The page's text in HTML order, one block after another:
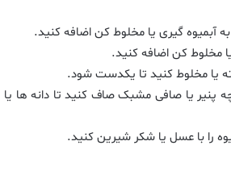
پنیر یا صافی مشبک صاف کنید تا دانه ها یا